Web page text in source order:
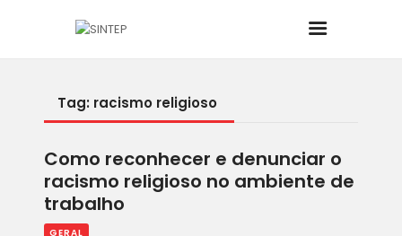
INÍCIO
O SINDICATO
Tag: racismo religioso
Como reconhecer e denunciar o
racismo religioso no ambiente de
trabalho
GERAL